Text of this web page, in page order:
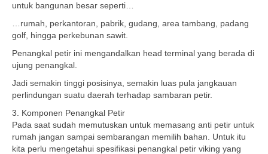
untuk bangunan besar seperti…
…rumah, perkantoran, pabrik, gudang, area tambang, padang
golf, hingga perkebunan sawit.
Penangkal petir ini mengandalkan head terminal yang berada di
ujung penangkal.
Jadi semakin tinggi posisinya, semakin luas pula jangkauan
perlindungan suatu daerah terhadap sambaran petir.
3. Komponen Penangkal Petir
Pada saat sudah memutuskan untuk memasang anti petir untuk
rumah jangan sampai sembarangan memilih bahan. Untuk itu
kita perlu mengetahui spesifikasi penangkal petir viking yang